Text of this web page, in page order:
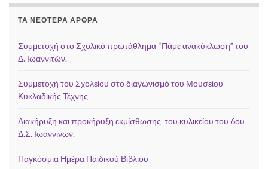
ΤΑ ΝΕΌΤΕΡΑ ΆΡΘΡΑ
Συμμετοχή στο Σχολικό πρωτάθλημα “Πάμε ανακύκλωση” του
Δ. Ιωαννιτών.
Συμμετοχή του Σχολείου στο διαγωνισμό του Μουσείου
Κυκλαδικής Τέχνης
Διακήρυξη και προκήρυξη εκμίσθωσης του κυλικείου του 6ου
Δ.Σ. Ιωαννίνων.
Παγκόσμια Ημέρα Παιδικού Βιβλίου